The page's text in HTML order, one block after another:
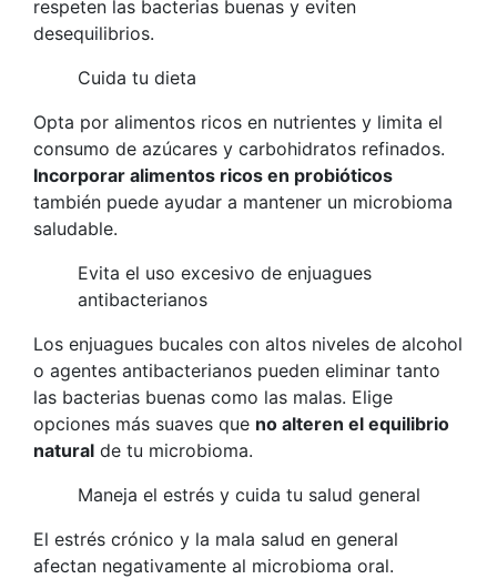
respeten las bacterias buenas y eviten
desequilibrios.
Cuida tu dieta
Opta por alimentos ricos en nutrientes y limita el
consumo de azúcares y carbohidratos refinados.
Incorporar alimentos ricos en probióticos
también puede ayudar a mantener un microbioma
saludable.
Evita el uso excesivo de enjuagues
antibacterianos
Los enjuagues bucales con altos niveles de alcohol
o agentes antibacterianos pueden eliminar tanto
las bacterias buenas como las malas. Elige
opciones más suaves que no alteren el equilibrio
natural de tu microbioma.
Maneja el estrés y cuida tu salud general
El estrés crónico y la mala salud en general
afectan negativamente al microbioma oral.